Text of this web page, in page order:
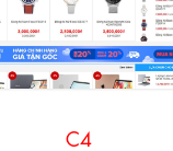
C4